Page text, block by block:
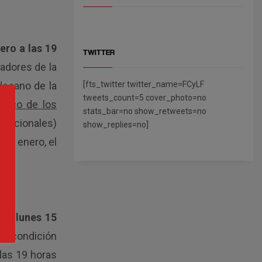
a las 19
de la
de la
de los
enero, el
lunes 15
la condición
19 horas
TWITTER
[fts_twitter twitter_name=FCyLF
tweets_count=5 cover_photo=no
stats_bar=no show_retweets=no
show_replies=no]